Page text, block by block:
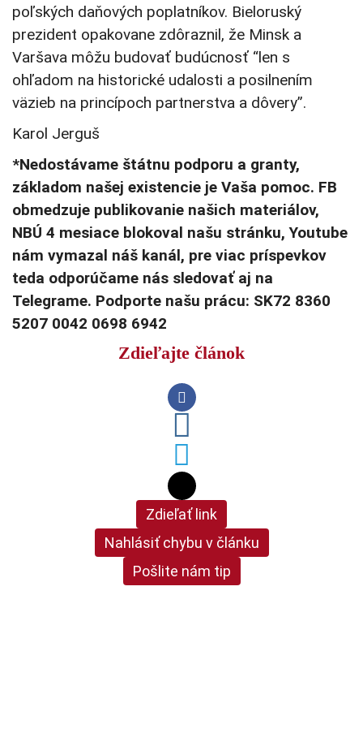
poľských daňových poplatníkov. Bieloruský
prezident opakovane zdôraznil, že Minsk a
Varšava môžu budovať budúcnosť “len s
ohľadom na historické udalosti a posilnením
väzieb na princípoch partnerstva a dôvery”.
Karol Jerguš
*Nedostávame štátnu podporu a granty,
základom našej existencie je Vaša pomoc. FB
obmedzuje publikovanie našich materiálov,
NBÚ 4 mesiace blokoval našu stránku, Youtube
nám vymazal náš kanál, pre viac príspevkov
teda odporúčame nás sledovať aj na
Telegrame. Podporte našu prácu: SK72 8360
5207 0042 0698 6942
Zdieľajte článok
Zdieľať link
Nahlásiť chybu v článku
Pošlite nám tip